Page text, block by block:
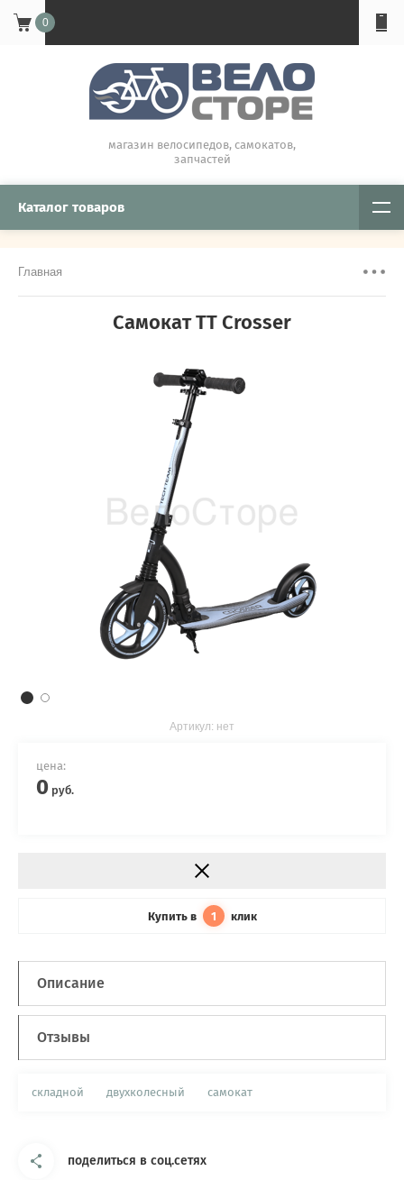
0
магазин велосипедов, самокатов,
запчастей
Каталог товаров
Главная
Самокат TT Crosser
Артикул: нет
цена:
0 руб.
Купить в 1 клик
Описание
Отзывы
складной двухколесный самокат
поделиться в соц.сетях